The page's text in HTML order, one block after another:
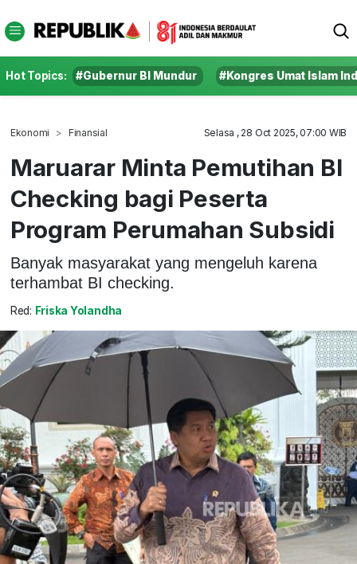
Hot Topics: #Gubernur BI Mundur #Kongres Umat Islam
Ekonomi Finansial Selasa , 28 Oct 2025, 07:00 WIB
Maruarar Minta Pemutihan BI
Checking bagi Peserta
Program Perumahan Subsidi
Banyak masyarakat yang mengeluh karena
terhambat BI checking.
Red: Friska Yolandha